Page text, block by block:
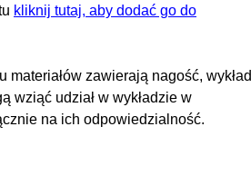
kliknij tutaj, aby dodać go do
zawierają nagość, wykład
wziąć udział w wykładzie w
na ich odpowiedzialność.